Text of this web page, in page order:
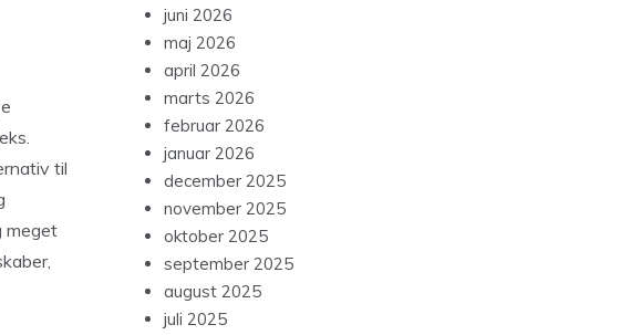
til
meget
juni 2026
maj 2026
april 2026
marts 2026
februar 2026
januar 2026
december 2025
november 2025
oktober 2025
september 2025
august 2025
juli 2025